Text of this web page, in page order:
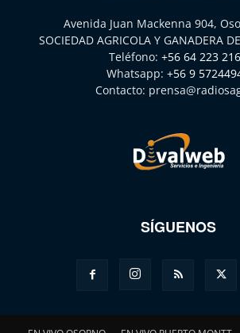
Avenida Juan Mackenna 904,
SOCIEDAD AGRICOLA Y GANADERA
Teléfono: +56 64 223
Whatsapp: +56 9
Contacto:
SÍGUENOS